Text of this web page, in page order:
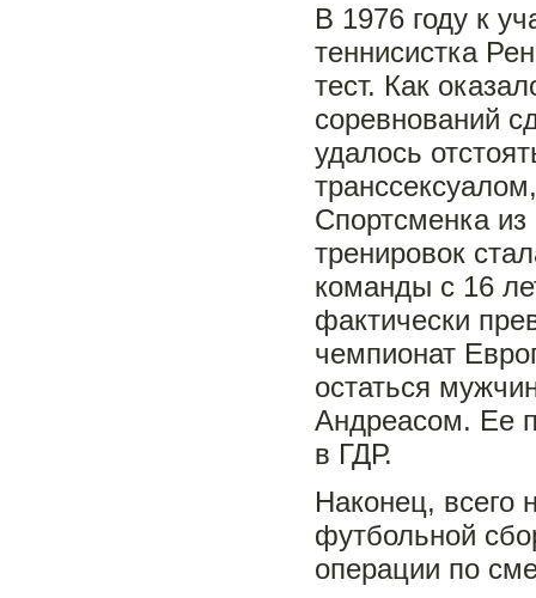
В 1976 году к
теннисистка
тест. Как
соревнований
удалось
Спортсменка
тренировок
команды с 16
фактически
чемпионат
остаться
Андреасом. Ее
в ГДР.
Наконец, всего
футбольной
операции по